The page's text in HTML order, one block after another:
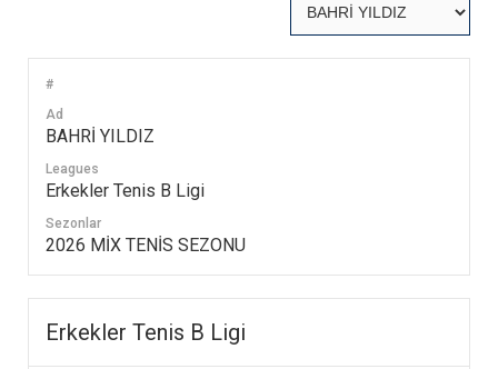
#
Ad
BAHRİ YILDIZ
Leagues
Erkekler Tenis B Ligi
Sezonlar
2026 MİX TENİS SEZONU
Erkekler Tenis B Ligi